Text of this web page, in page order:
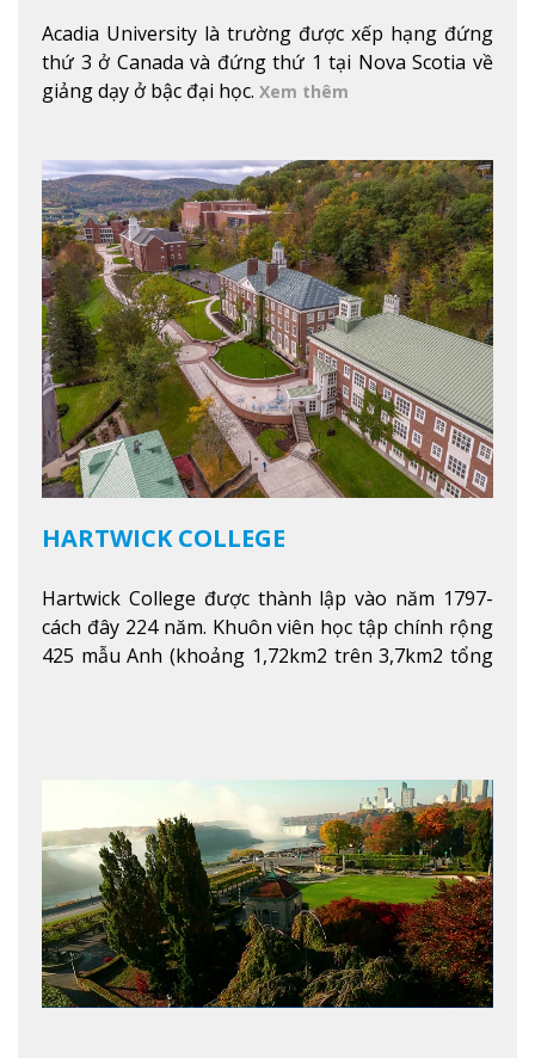
Acadia University là trường được xếp hạng đứng
thứ 3 ở Canada và đứng thứ 1 tại Nova Scotia về
giảng dạy ở bậc đại học. Xem thêm
HARTWICK COLLEGE
Hartwick College được thành lập vào năm 1797-
cách đây 224 năm. Khuôn viên học tập chính rộng
425 mẫu Anh (khoảng 1,72km2 trên 3,7km2 tổng